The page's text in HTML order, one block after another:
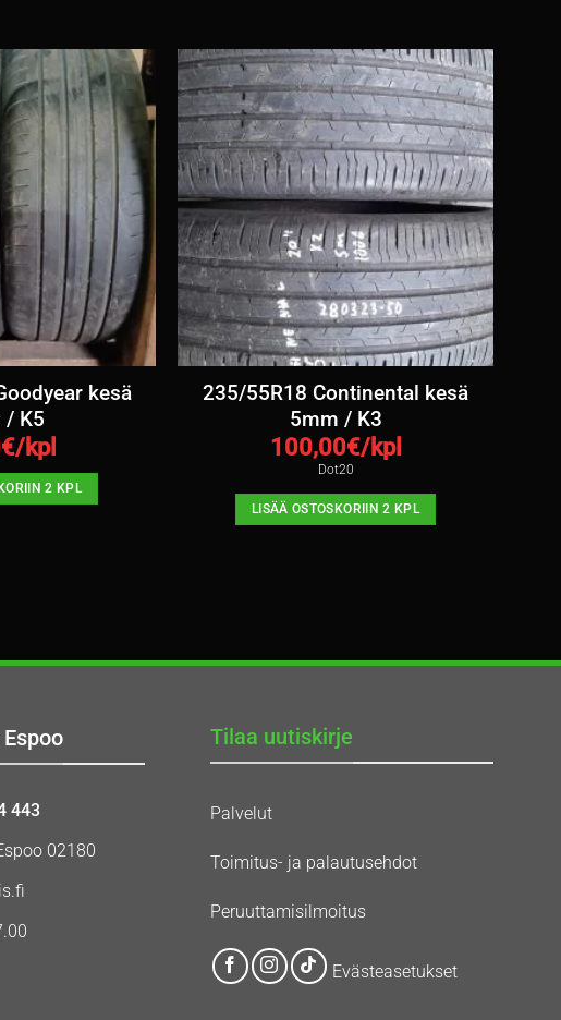
kesä
/ K5
€/kpl
2 KPL
235/55R18 Continental kesä
5mm / K3
100,00€/kpl
Dot20
LISÄÄ OSTOSKORIIN 2 KPL
443
02180
Tilaa uutiskirje
Palvelut
Toimitus- ja palautusehdot
Peruuttamisilmoitus
Evästeasetukset